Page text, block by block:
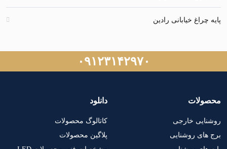
خیابانی رادین
۰۹۱۲۳۱۴۲۹۷۰
خارجی
روشنایی
کاتالوگ محصولات
پلاگین محصولات